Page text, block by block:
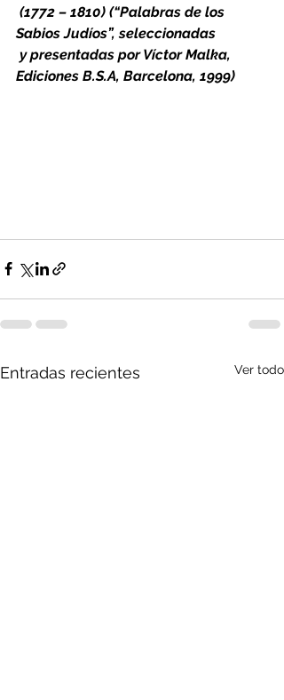
(1772 – 1810) (“Palabras de los
Sabios Judíos”, seleccionadas
y presentadas por Víctor Malka,
Ediciones B.S.A, Barcelona, 1999)
Entradas recientes Ver todo